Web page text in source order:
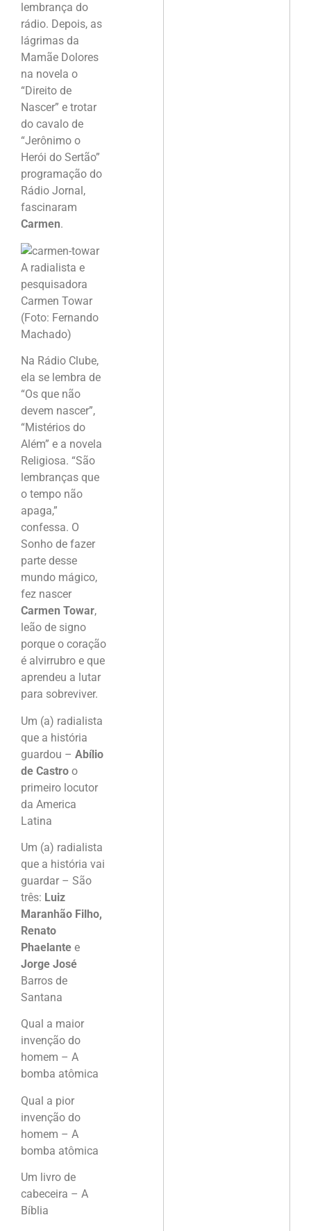
lembrança do
rádio. Depois, as
lágrimas da
Mamãe Dolores
na novela o
“Direito de
Nascer” e trotar
do cavalo de
“Jerônimo o
Herói do Sertão”
programação do
Rádio Jornal,
fascinaram
Carmen.
A radialista e
pesquisadora
Carmen Towar
(Foto: Fernando
Machado)
Na Rádio Clube,
ela se lembra de
“Os que não
devem nascer”,
“Mistérios do
Além” e a novela
Religiosa. “São
lembranças que
o tempo não
apaga,”
confessa. O
Sonho de fazer
parte desse
mundo mágico,
fez nascer
Carmen Towar,
leão de signo
porque o coração
é alvirrubro e que
aprendeu a lutar
para sobreviver.
Um (a) radialista
que a história
guardou – Abílio
de Castro o
primeiro locutor
da America
Latina
Um (a) radialista
que a história vai
guardar – São
três: Luiz
Maranhão Filho,
Renato
Phaelante e
Jorge José
Barros de
Santana
Qual a maior
invenção do
homem – A
bomba atômica
Qual a pior
invenção do
homem – A
bomba atômica
Um livro de
cabeceira – A
Bíblia